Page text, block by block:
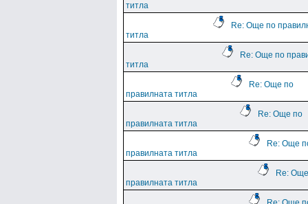
титла
Re: Още по
титла
Re: Още по
титла
Re: Още по
правилната титла
Re: Още по
правилната титла
Re: Още
правилната титла
Re:
правилната титла